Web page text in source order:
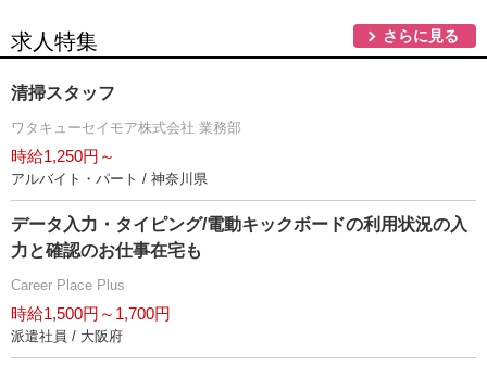
求人特集 さらに見る
清掃スタッフ
ワタキューセイモア株式会社 業務部
時給1,250円～
アルバイト・パート / 神奈川県
データ入力・タイピング/電動キックボードの利用状況の入
力と確認のお仕事在宅も
Career Place Plus
時給1,500円～1,700円
派遣社員 / 大阪府